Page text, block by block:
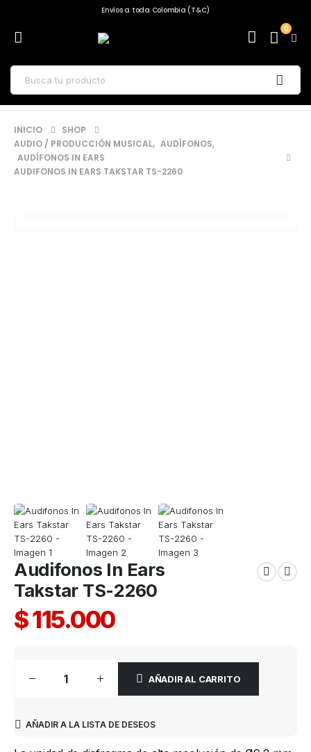
Envíos a toda Colombia (T&C)
0
INICIO
SHOP
AUDIO / PRODUCCIÓN MUSICAL, AUDÍFONOS,
AUDÍFONOS IN EARS
AUDIFONOS IN EARS TAKSTAR TS-2260
Audifonos In Ears
Takstar TS-2260
$115.000
AÑADIR AL CARRITO
AÑADIR A LA LISTA DE DESEOS